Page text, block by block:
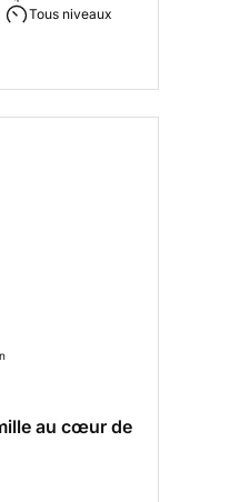
Tous niveaux
au cœur de